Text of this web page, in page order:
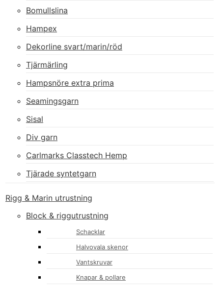
Bomullslina
Hampex
Dekorline svart/marin/röd
Tjärmärling
Hampsnöre extra prima
Seamingsgarn
Sisal
Div garn
Carlmarks Classtech Hemp
Tjärade syntetgarn
Rigg & Marin utrustning
Block & riggutrustning
Schacklar
Halvovala skenor
Vantskruvar
Knapar & pollare